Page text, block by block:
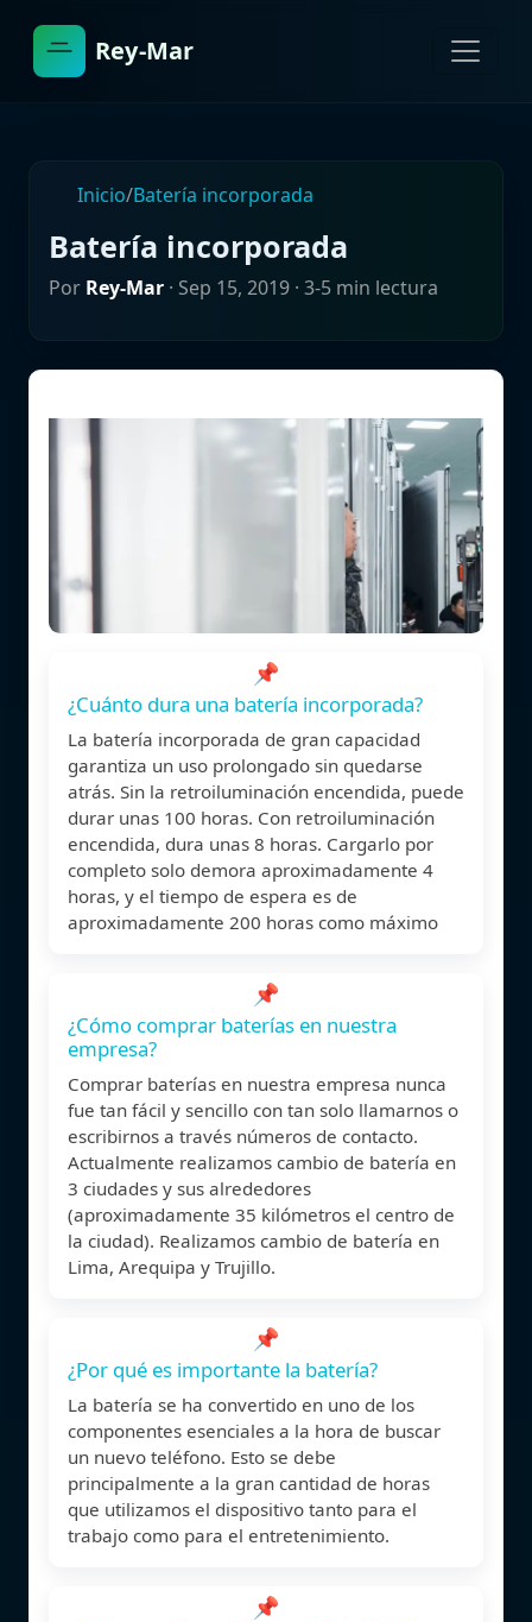
Rey-Mar
Inicio/Batería incorporada
Batería incorporada
Por Rey-Mar · Sep 15, 2019 · 3-5 min lectura
📌
¿Cuánto dura una batería incorporada?
La batería incorporada de gran capacidad
garantiza un uso prolongado sin quedarse
atrás. Sin la retroiluminación encendida, puede
durar unas 100 horas. Con retroiluminación
encendida, dura unas 8 horas. Cargarlo por
completo solo demora aproximadamente 4
horas, y el tiempo de espera es de
aproximadamente 200 horas como máximo
📌
¿Cómo comprar baterías en nuestra
empresa?
Comprar baterías en nuestra empresa nunca
fue tan fácil y sencillo con tan solo llamarnos o
escribirnos a través números de contacto.
Actualmente realizamos cambio de batería en
3 ciudades y sus alrededores
(aproximadamente 35 kilómetros el centro de
la ciudad). Realizamos cambio de batería en
Lima, Arequipa y Trujillo.
📌
¿Por qué es importante la batería?
La batería se ha convertido en uno de los
componentes esenciales a la hora de buscar
un nuevo teléfono. Esto se debe
principalmente a la gran cantidad de horas
que utilizamos el dispositivo tanto para el
trabajo como para el entretenimiento.
📌